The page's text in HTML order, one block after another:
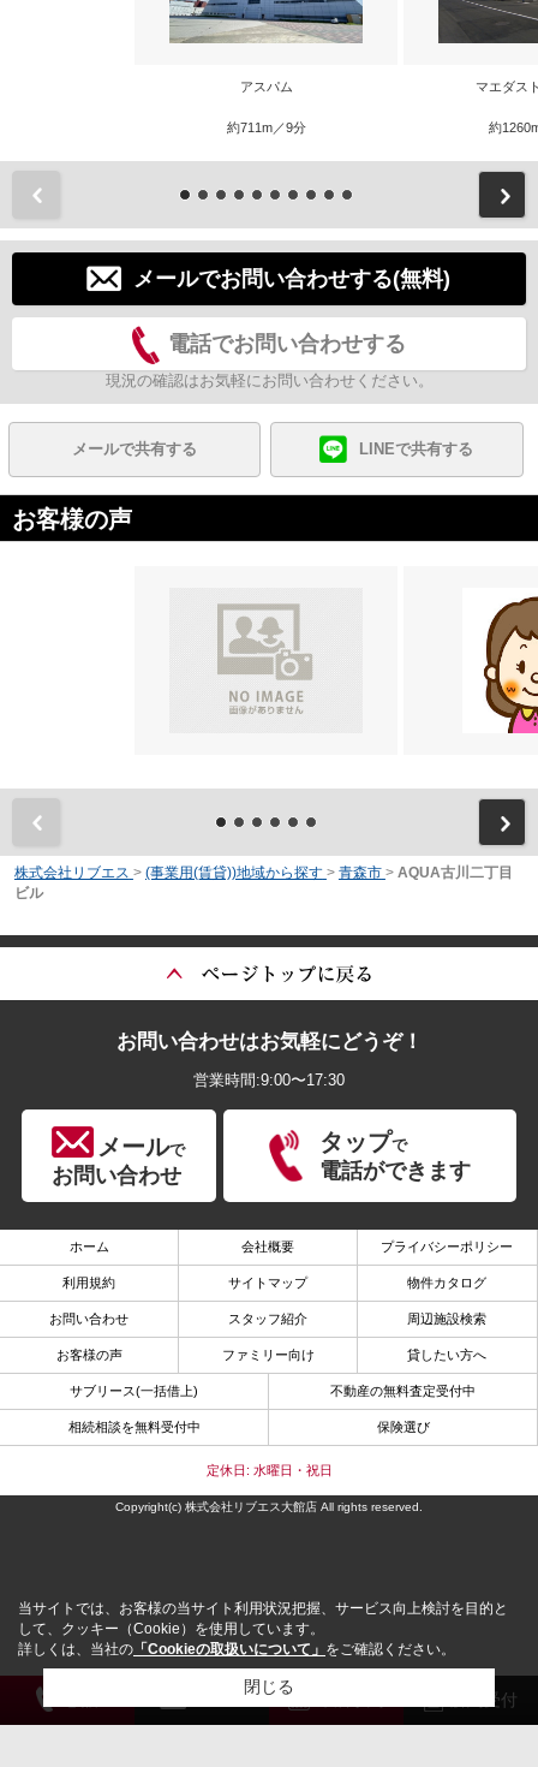
アスパム
約711m／9分
マエダス
約
メールでお問い合わせする(無料)
電話でお問い合わせする
現況の確認はお気軽にお問い合わせください。
メールで共有する LINEで共有する
お客様の声
株式会社リブエス > (事業用(賃貸))地域から探す > 青森市 > AQUA古川二丁目
ビル
解約受付
お問い合わせはお気軽にどうぞ！
営業時間:9:00〜17:30
メールで
お問い合わせ
タップで
電話ができます
ホーム 会社概要 プライバシーポリシー
利用規約 サイトマップ 物件カタログ
お問い合わせ スタッフ紹介 周辺施設検索
お客様の声 ファミリー向け 貸したい方へ
サブリース(一括借上) 不動産の無料査定受付中
相続相談を無料受付中 保険選び
定休日: 水曜日・祝日
Copyright(c) 株式会社リブエス大館店 All rights reserved.
当サイトでは、お客様の当サイト利用状況把握、サービス向上検討を目的と
して、クッキー（Cookie）を使用しています。
詳しくは、当社の 「Cookieの取扱いについて」 をご確認ください。
閉じる